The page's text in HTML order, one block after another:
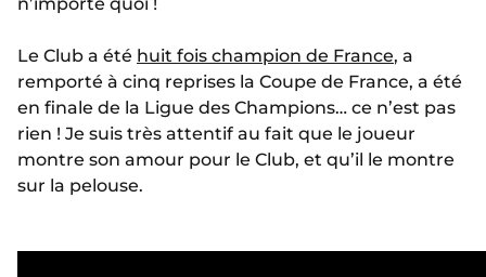
Le Club a été huit fois champion de France, a
remporté à cinq reprises la Coupe de France, a été
en finale de la Ligue des Champions… ce n’est pas
rien ! Je suis très attentif au fait que le joueur
montre son amour pour le Club, et qu’il le montre
sur la pelouse.